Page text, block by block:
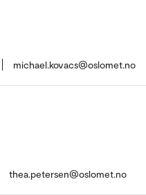
michael.kovacs@oslomet.no
thea.petersen@oslomet.no